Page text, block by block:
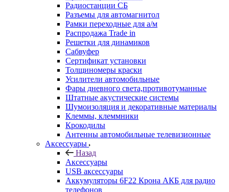
Радиостанции СБ
Разъемы для автомагнитол
Рамки переходные для а/м
Распродажа Trade in
Решетки для динамиков
Сабвуфер
Сертификат установки
Толщиномеры краски
Усилители автомобильные
Фары дневного света,противотуманные
Штатные акустические системы
Шумоизоляция и декоративные материалы
Клеммы, клеммники
Крокодилы
Антенны автомобильные телевизионные
Аксессуары
Назад
Аксессуары
USB аксессуары
Аккумуляторы 6F22 Крона АКБ для радио
телефонов